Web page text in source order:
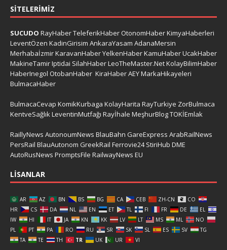
SITELERIMIZ
SUCUDO RayHaberTeleferikHaber OtonomHaberKimyaHaberleri
LeventÖzen KadinGirisim AnkaraYasam AdanaMersin
MerhabaİzmirKaravanHaberYelkenHaberKamuHaberUcakHaber
MakineTamirIptidai SilahHaberLeoTheMaster.NetKolayBilimHaber
HaberInegol OtobanHaber KiraHaberAEYMarkaHikayeleri
BulmacaHaber
BulmacaCevap KomikKurbaga KolayHarita RayTurkiye ZorBulmaca
KentveSağlıkLeventinMutfağı Rayİhale MeşhurBlogTOKİEmlak
RaillyNews AutonoumNews BlauBahn GareExpress ArabRailNews
PersRail BlauAutonom GreekRail Ferrovie24 StiriHub DME
AutoRusNews PromptsFile RailwayNews EU
LISANLAR
AR AZ BN BS BG CA CEB ZH-CN
CO
HR
CS DA NL EN ET TL FI FR DE
EL
IW
HI IT JA KN KK LV LT MS ML
NO
PL
PT PA RO RU SR SK SL ES SV
TG
TA
TE TH TR UK UR VI